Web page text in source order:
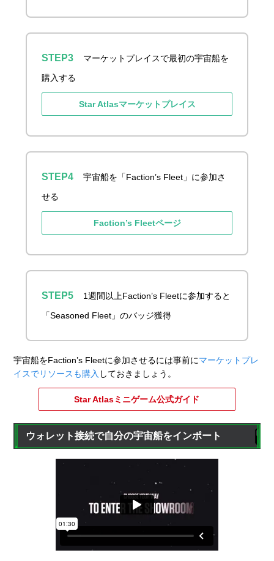
マーケットプレイスで最初の宇宙船を
購入する
Star Atlasマーケットプレイス
宇宙船を「Faction’s Fleet」に参加さ
せる
Faction’s Fleetページ
1週間以上Faction’s Fleetに参加すると
「Seasoned Fleet」のバッジ獲得
宇宙船をFaction’s Fleetに参加させるには事前にマーケットプレ
イスでリソースも購入 しておきましょう。
Star Atlasミニゲーム公式ガイド
ウォレット接続で自分の宇宙船をインポート